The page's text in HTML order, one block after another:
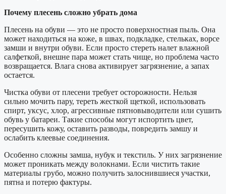
Почему плесень сложно убрать дома
Плесень на обуви — это не просто поверхностная пыль. Она
может находиться на коже, в швах, подкладке, стельках, ворсе
замши и внутри обуви. Если просто стереть налет влажной
салфеткой, внешне пара может стать чище, но проблема часто
возвращается. Влага снова активирует загрязнение, а запах
остается.
Чистка обуви от плесени требует осторожности. Нельзя
сильно мочить пару, тереть жесткой щеткой, использовать
спирт, уксус, хлор, агрессивные пятновыводители или сушить
обувь у батареи. Такие способы могут испортить цвет,
пересушить кожу, оставить разводы, повредить замшу и
ослабить клеевые соединения.
Особенно сложны замша, нубук и текстиль. У них загрязнение
может проникать между волокнами. Если чистить такие
материалы грубо, можно получить залоснившиеся участки,
пятна и потерю фактуры.